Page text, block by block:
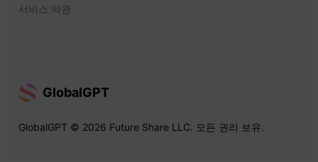
서비스 약관
GlobalGPT
GlobalGPT © 2026 Future Share LLC. 모든 권리 보유.